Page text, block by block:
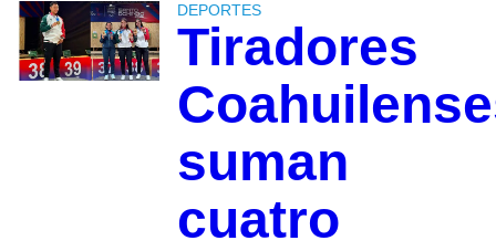
DEPORTES
Tiradores
suman
cuatro